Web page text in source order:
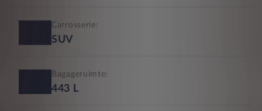
Carrosserie:
SUV
Bagageruimte:
443 L